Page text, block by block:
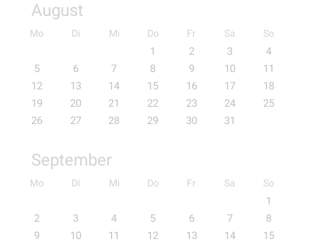
August
Mo Di Mi Do Fr Sa So
1 2 3
4
5
6 7 8 9 10
11
12
13 14 15 16 17
18
19
20 21 22 23 24
25
26
27 28 29 30 31
September
Mo Di Mi Do Fr Sa So
1
2
3 4 5 6 7
8
9
10 11 12 13 14
15